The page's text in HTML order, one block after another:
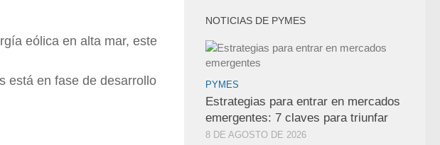
eólica en alta mar, este
está en fase de desarrollo
NOTICIAS DE PYMES
PYMES
Estrategias para entrar en mercados
emergentes: 7 claves para triunfar
8 DE AGOSTO DE 2026